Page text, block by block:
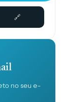
🔗
no seu e-